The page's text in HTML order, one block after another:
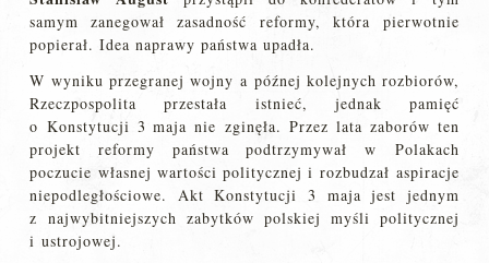
samym zanegował zasadność reformy, która pierwotnie
popierał. Idea naprawy państwa upadła.
W wyniku przegranej wojny a późnej kolejnych rozbiorów,
Rzeczpospolita przestała istnieć, jednak pamięć
o Konstytucji 3 maja nie zginęła. Przez lata zaborów ten
projekt reformy państwa podtrzymywał w Polakach
poczucie własnej wartości politycznej i rozbudzał aspiracje
niepodległościowe. Akt Konstytucji 3 maja jest jednym
z najwybitniejszych zabytków polskiej myśli politycznej
i ustrojowej.